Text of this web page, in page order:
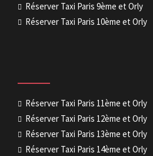
Réserver Taxi Paris 9ème et Orly
Réserver Taxi Paris 10ème et Orly
Réserver Taxi Paris 11ème et Orly
Réserver Taxi Paris 12ème et Orly
Réserver Taxi Paris 13ème et Orly
Réserver Taxi Paris 14ème et Orly